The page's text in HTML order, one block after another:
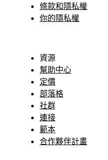
條款和隱私權
你的隱私權
資源
幫助中心
定價
部落格
社群
連接
範本
合作夥伴計畫